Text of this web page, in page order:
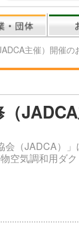
主催）開催の
（JADCA）
気調和用ダ